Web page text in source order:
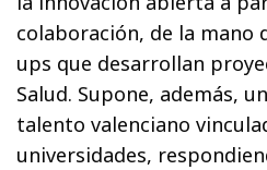
colaboración, de la mano
ups que desarrollan
Salud. Supone, además,
talento valenciano
universidades,